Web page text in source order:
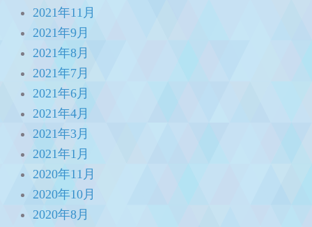
2021年11月
2021年9月
2021年8月
2021年7月
2021年6月
2021年4月
2021年3月
2021年1月
2020年11月
2020年10月
2020年8月